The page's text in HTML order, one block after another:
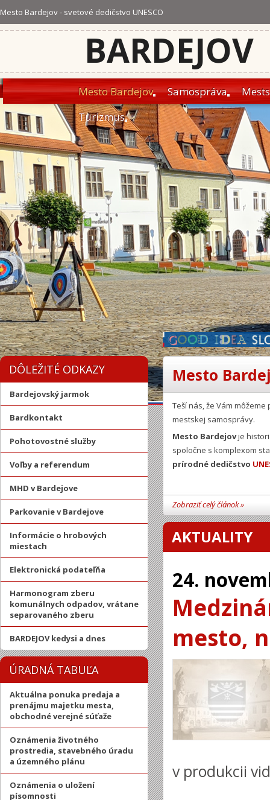
Mesto Bardejov - svetové dedičstvo UNESCO
BARDEJOV
Mesto Bardejov Samospráva
Turizmus
DÔLEŽITÉ ODKAZY
Bardejovský jarmok
Bardkontakt
Pohotovostné služby
Voľby a referendum
MHD v Bardejove
Parkovanie v Bardejove
Informácie o hrobových
miestach
Elektronická podateľňa
Harmonogram zberu
komunálnych odpadov, vrátane
separovaného zberu
BARDEJOV kedysi a dnes
ÚRADNÁ TABUĽA
Aktuálna ponuka predaja a
prenájmu majetku mesta,
obchodné verejné súťaže
Oznámenia životného
prostredia, stavebného úradu
a územného plánu
Oznámenia o uložení
písomnosti
Mesto
Teší nás, že Vám
mestskej samosprávy.
Mesto Bardejovje
spoločne s komplexom
prírodné dedičstvo
Zobraziť celý článok »
AKTUALITY
24.
mesto,
v produkcii